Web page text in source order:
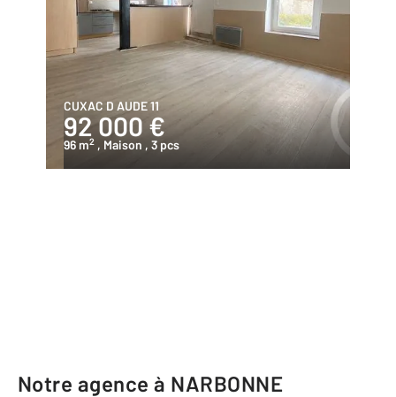
CUXAC D AUDE 11
92 000 €
96 m2 , Maison , 3 pcs
Notre agence à NARBONNE